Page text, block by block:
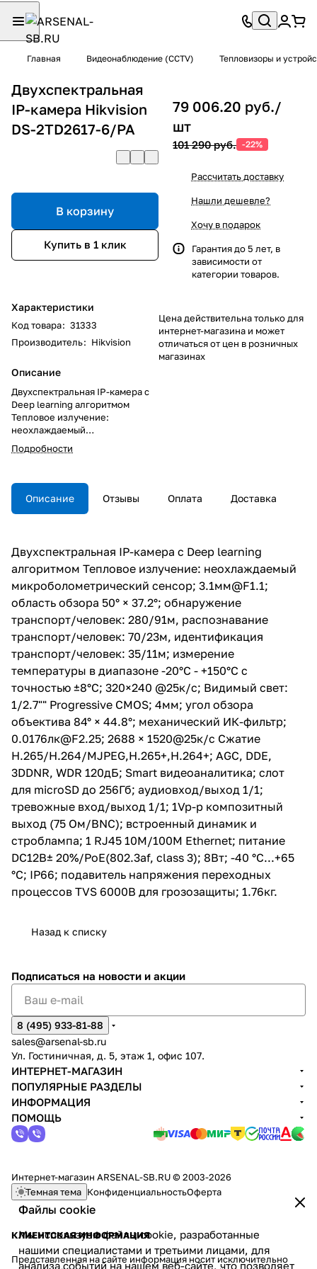
Главная Видеонаблюдение (CCTV) Тепловизоры и
Двухспектральная
IP-камера Hikvision
DS-2TD2617-6/PA
В корзину
Купить в 1 клик
Характеристики
Код товара: 31333
Производитель: Hikvision
Описание
Двухспектральная IP-камера с
Deep learning алгоритмом
Тепловое излучение:
неохлаждаемый
микроболометрический
сенсор; 3.1мм@F1.1; область
обнаружение транспорт/
человек: 280/91м,
распознавание транспорт/
температуры в диапазоне -20°C
- +150°C с точностью ±8°C;
320×240 @25к/с; Видимый свет:
1/2.7"" Progressive CMOS; 4мм;
угол обзора объектива 84° ×
44.8°; механический ИК-
фильтр; 0.0176лк@F2.25; 2688 ×
1520@25к/с Сжатие
H.265/H.264/MJPEG,H.265+,H.2
64+; AGC, DDE, 3DDNR, WDR
120дБ; Smart видеоаналитика;
слот для microSD до 256Гб;
аудиовход/выход 1/1;
тревожные вход/выход 1/1; 1Vp-
p композитный выход (75
Ом/BNC); встроенный динамик
и строблампа; 1 RJ45 10M/100M
Ethernet; питание DC12В±
20%/PoE(802.3af, class 3); 8Вт;
-40 °C...+65 °C; IP66; подавитель
напряжения переходных
процессов TVS 6000B для
грозозащиты; 1.76кг.
Подробности
79 006.20 руб./
шт
101 290 руб. -22%
Рассчитать доставку
Нашли дешевле?
Хочу в подарок
Гарантия до 5 лет, в
зависимости от
категории товаров.
Цена действительна только для
интернет-магазина и может
отличаться от цен в розничных
магазинах
Описание Отзывы Оплата Доставка
Двухспектральная IP-камера с Deep learning
алгоритмом Тепловое излучение: неохлаждаемый
микроболометрический сенсор; 3.1мм@F1.1;
область обзора 50° × 37.2°; обнаружение
транспорт/человек: 280/91м, распознавание
транспорт/человек: 70/23м, идентификация
транспорт/человек: 35/11м; измерение
температуры в диапазоне -20°C - +150°C с
точностью ±8°C; 320×240 @25к/с; Видимый свет:
1/2.7"" Progressive CMOS; 4мм; угол обзора
объектива 84° × 44.8°; механический ИК-фильтр;
0.0176лк@F2.25; 2688 × 1520@25к/с Сжатие
H.265/H.264/MJPEG,H.265+,H.264+; AGC, DDE,
3DDNR, WDR 120дБ; Smart видеоаналитика; слот
для microSD до 256Гб; аудиовход/выход 1/1;
тревожные вход/выход 1/1; 1Vp-p композитный
выход (75 Ом/BNC); встроенный динамик и
строблампа; 1 RJ45 10M/100M Ethernet; питание
DC12В± 20%/PoE(802.3af, class 3); 8Вт; -40 °C...+65
°C; IP66; подавитель напряжения переходных
процессов TVS 6000B для грозозащиты; 1.76кг.
Назад к списку
Файлы cookie
Мы используем файлы cookie, разработанные
нашими специалистами и третьими лицами, для
анализа событий на нашем веб-сайте, что позволяет
Подписаться на новости и акции
8 (495) 933-81-88
sales@arsenal-sb.ru
Ул. Гостиничная, д. 5, этаж 1, офис 107.
ИНТЕРНЕТ-МАГАЗИН
ПОПУЛЯРНЫЕ РАЗДЕЛЫ
ИНФОРМАЦИЯ
ПОМОЩЬ
Интернет-магазин ARSENAL-SB.RU © 2003-2026
Темная тема КонфиденциальностьОферта
КЛИЕНТСКАЯ ИНФОРМАЦИЯ
Представленная на сайте информация носит исключительно